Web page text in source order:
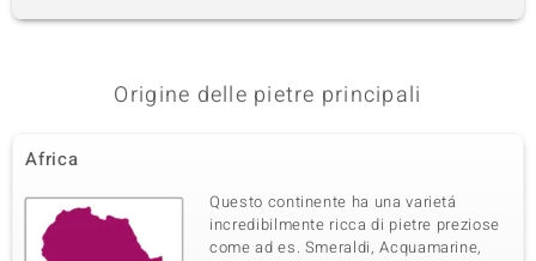
Origine delle pietre principali
Africa
Questo continente ha una varietá
incredibilmente ricca di pietre preziose
come ad es. Smeraldi, Acquamarine,